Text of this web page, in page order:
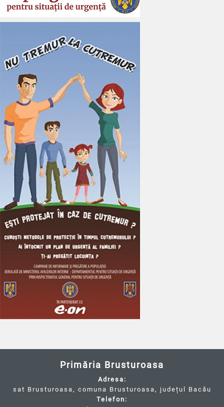
Primăria Brusturoasa
Adresa:
sat Brusturoasa, comuna Brusturoasa, județul Bacău
Telefon: